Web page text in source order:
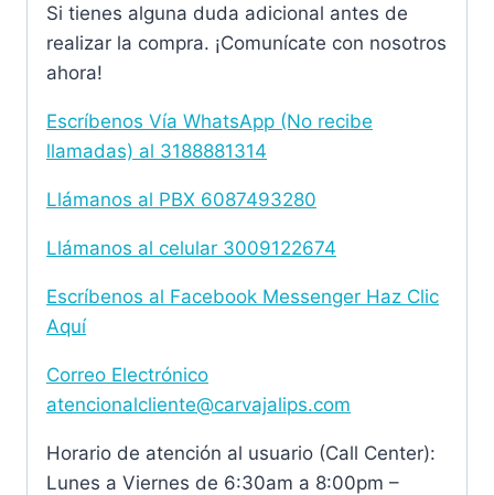
Si tienes alguna duda adicional antes de
realizar la compra. ¡Comunícate con nosotros
ahora!
Escríbenos Vía WhatsApp (No recibe
llamadas) al 3188881314
Llámanos al PBX 6087493280
Llámanos al celular 3009122674
Escríbenos al Facebook Messenger Haz Clic
Aquí
Correo Electrónico
atencionalcliente@carvajalips.com
Horario de atención al usuario (Call Center):
Lunes a Viernes de 6:30am a 8:00pm –